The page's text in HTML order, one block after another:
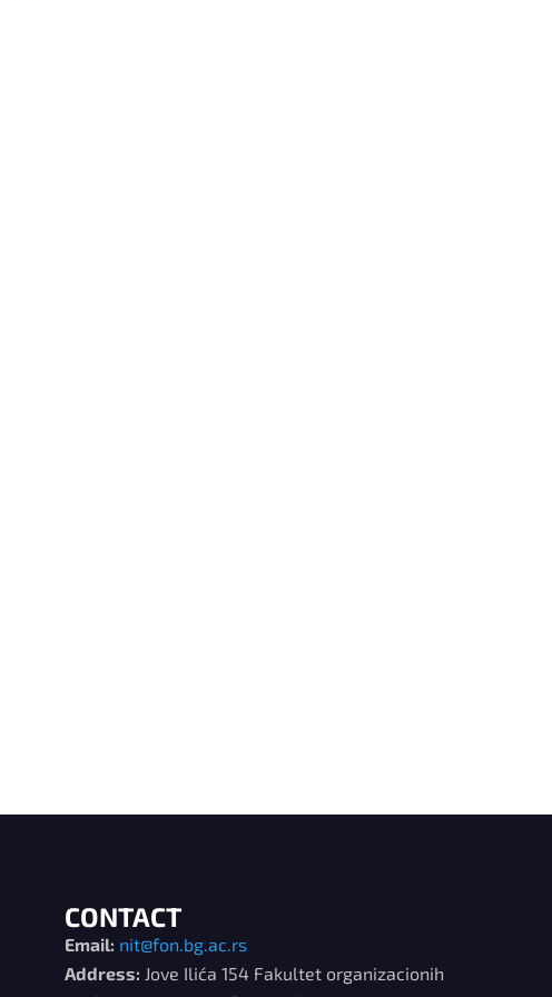
CONTACT
Email: nit@fon.bg.ac.rs
Address: Jove Ilića 154 Fakultet organizacionih